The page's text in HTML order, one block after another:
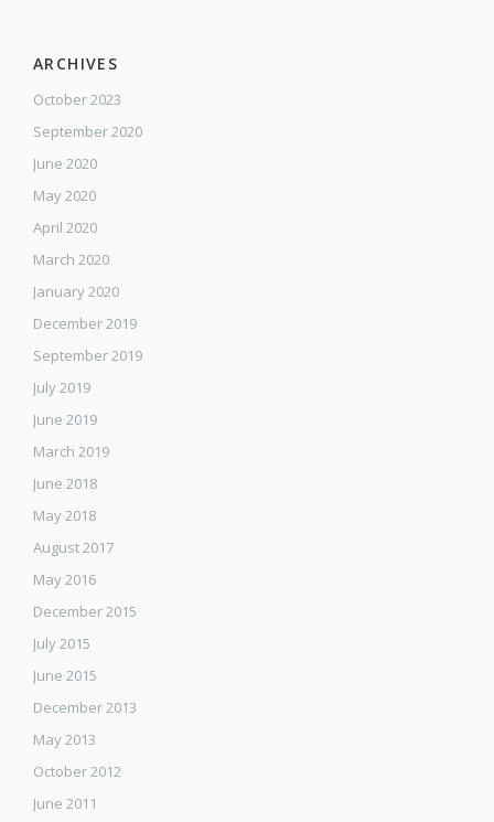
ARCHIVES
October 2023
September 2020
June 2020
May 2020
April 2020
March 2020
January 2020
December 2019
September 2019
July 2019
June 2019
March 2019
June 2018
May 2018
August 2017
May 2016
December 2015
July 2015
June 2015
December 2013
May 2013
October 2012
June 2011